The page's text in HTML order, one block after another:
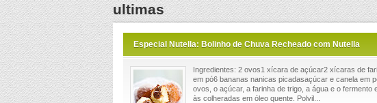
ultimas
Especial Nutella: Bolinho de Chuva Recheado com Nutella
Ingredientes: 2 ovos1 xícara de açúcar2 xícaras de
em pó6 bananas nanicas picadasaçúcar e canela em
ovos, o açúcar, a farinha de trigo, a água e o
às colheradas em óleo quente. Polvil...